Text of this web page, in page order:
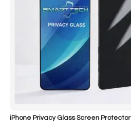
iPhone Privacy Glass Screen Protector